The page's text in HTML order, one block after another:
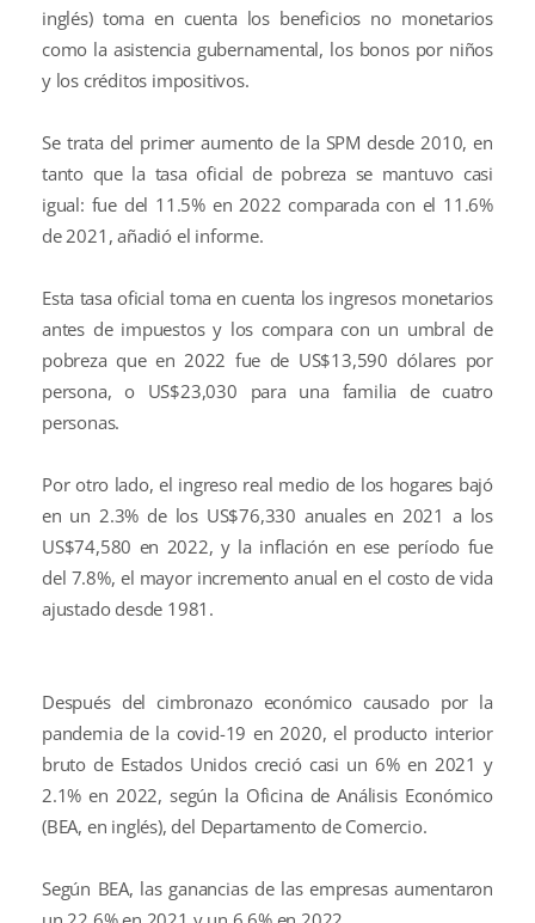
inglés) toma en cuenta los beneficios no monetarios
como la asistencia gubernamental, los bonos por niños
y los créditos impositivos.
Se trata del primer aumento de la SPM desde 2010, en
tanto que la tasa oficial de pobreza se mantuvo casi
igual: fue del 11.5% en 2022 comparada con el 11.6%
de 2021, añadió el informe.
Esta tasa oficial toma en cuenta los ingresos monetarios
antes de impuestos y los compara con un umbral de
pobreza que en 2022 fue de US$13,590 dólares por
persona, o US$23,030 para una familia de cuatro
personas.
Por otro lado, el ingreso real medio de los hogares bajó
en un 2.3% de los US$76,330 anuales en 2021 a los
US$74,580 en 2022, y la inflación en ese período fue
del 7.8%, el mayor incremento anual en el costo de vida
ajustado desde 1981.
Después del cimbronazo económico causado por la
pandemia de la covid-19 en 2020, el producto interior
bruto de Estados Unidos creció casi un 6% en 2021 y
2.1% en 2022, según la Oficina de Análisis Económico
(BEA, en inglés), del Departamento de Comercio.
Según BEA, las ganancias de las empresas aumentaron